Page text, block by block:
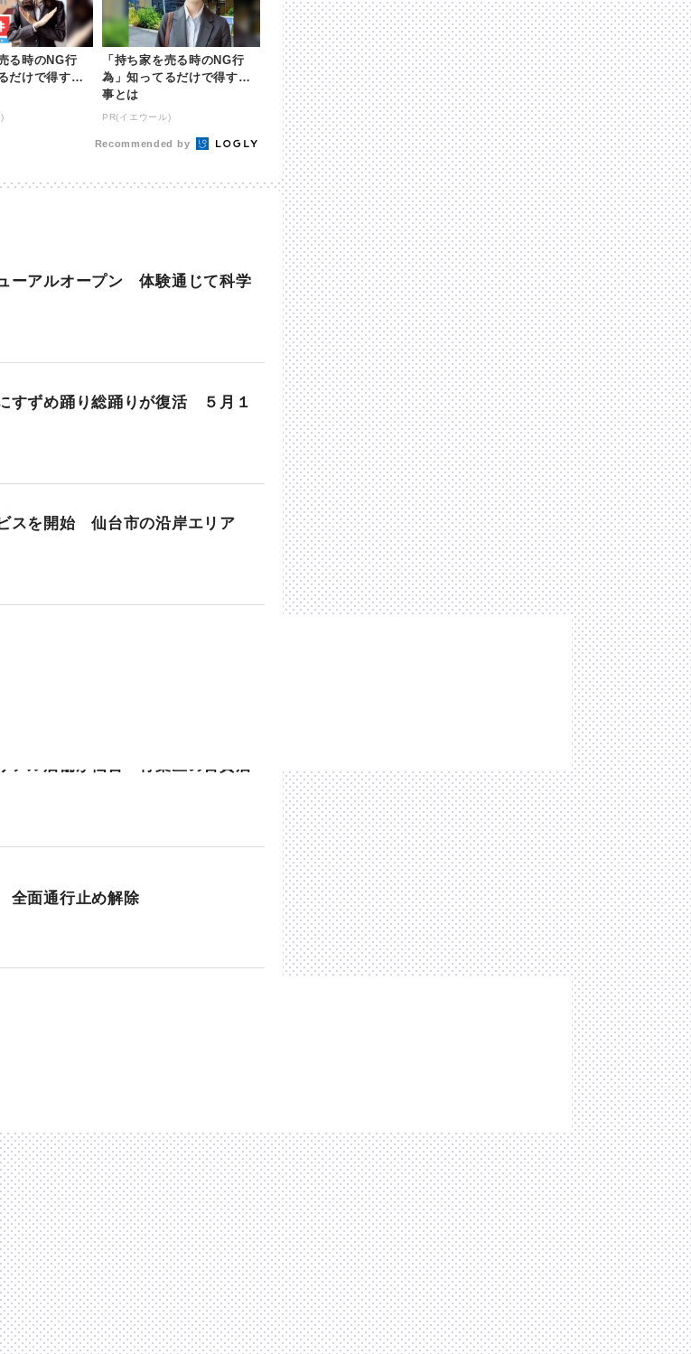
る時のNG行
だけで得する
「持ち家を売る時のNG行
為」知ってるだけで得する
事とは
PR(イエウール)
Recommended by
ーアルオープン 体験通じて科学
すずめ踊り総踊りが復活 ５月１
スを開始 仙台市の沿岸エリア
ル店舗が仙台・青葉区の百貨店
全面通行止め解除